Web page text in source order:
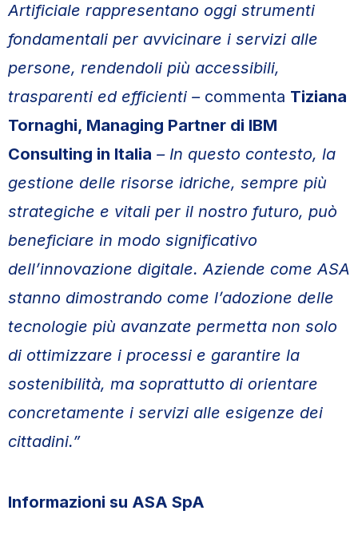
Artificiale rappresentano oggi strumenti
fondamentali per avvicinare i servizi alle
persone, rendendoli più accessibili,
trasparenti ed efficienti – commenta Tiziana
Tornaghi, Managing Partner di IBM
Consulting in Italia – In questo contesto, la
gestione delle risorse idriche, sempre più
strategiche e vitali per il nostro futuro, può
beneficiare in modo significativo
dell’innovazione digitale. Aziende come ASA
stanno dimostrando come l’adozione delle
tecnologie più avanzate permetta non solo
di ottimizzare i processi e garantire la
sostenibilità, ma soprattutto di orientare
concretamente i servizi alle esigenze dei
cittadini.”
Informazioni su ASA SpA